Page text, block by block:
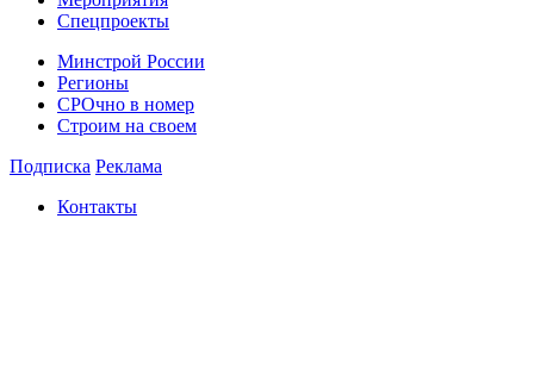
Спецпроекты
Минстрой России
Регионы
СРОчно в номер
Строим на своем
Подписка Реклама
Контакты